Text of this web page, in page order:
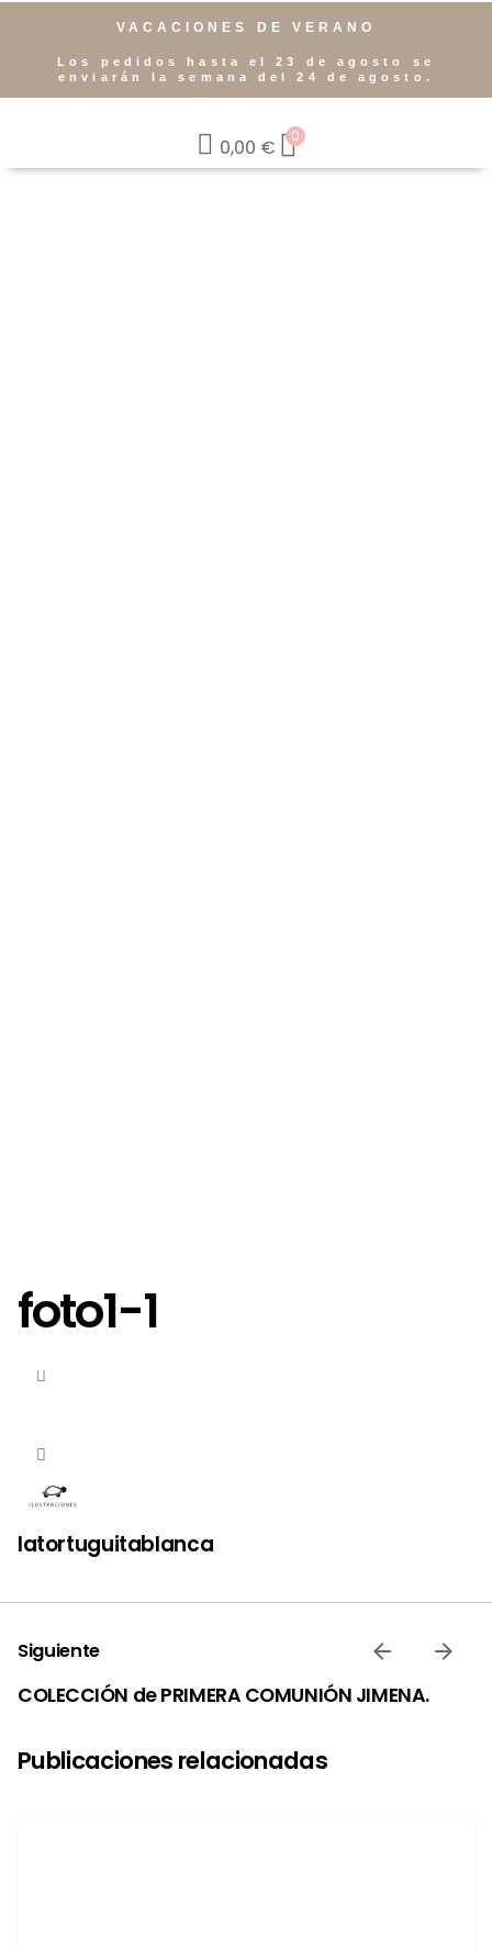
VACACIONES DE VERANO
Los pedidos hasta el 23 de agosto se
enviarán la semana del 24 de agosto.
0,00 € 0
foto1-1
latortuguitablanca
Siguiente
COLECCIÓN de PRIMERA COMUNIÓN JIMENA.
Publicaciones relacionadas